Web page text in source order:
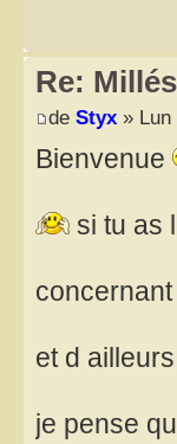
Re:
de Styx » Lun
Bienvenue
si tu as
et d
je pense